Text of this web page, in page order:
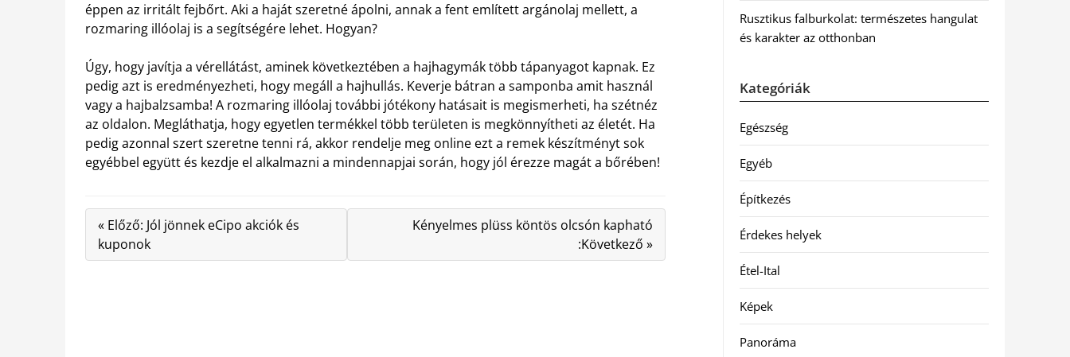
éppen az irritált fejbőrt. Aki a haját szeretné ápolni, annak a fent említett argánolaj mellett, a
rozmaring illóolaj is a segítségére lehet. Hogyan?
Úgy, hogy javítja a vérellátást, aminek következtében a hajhagymák több tápanyagot kapnak. Ez
pedig azt is eredményezheti, hogy megáll a hajhullás. Keverje bátran a samponba amit használ
vagy a hajbalzsamba! A rozmaring illóolaj további jótékony hatásait is megismerheti, ha szétnéz
az oldalon. Megláthatja, hogy egyetlen termékkel több területen is megkönnyítheti az életét. Ha
pedig azonnal szert szeretne tenni rá, akkor rendelje meg online ezt a remek készítményt sok
egyébbel együtt és kezdje el alkalmazni a mindennapjai során, hogy jól érezze magát a bőrében!
« Előző: Jól jönnek eCipo akciók és
kuponok
Kényelmes plüss köntös olcsón kapható
:Következő »
Rusztikus falburkolat: természetes hangulat
és karakter az otthonban
Kategóriák
Egészség
Egyéb
Építkezés
Érdekes helyek
Étel-Ital
Képek
Panoráma